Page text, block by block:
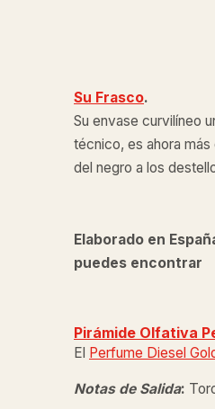
Su Frasco.
Su envase curvilíneo
técnico, es ahora
del negro a los
Elaborado en
puedes encontrar
Pirámide Olfativa
El Perfume Diesel
Notas de Salida: